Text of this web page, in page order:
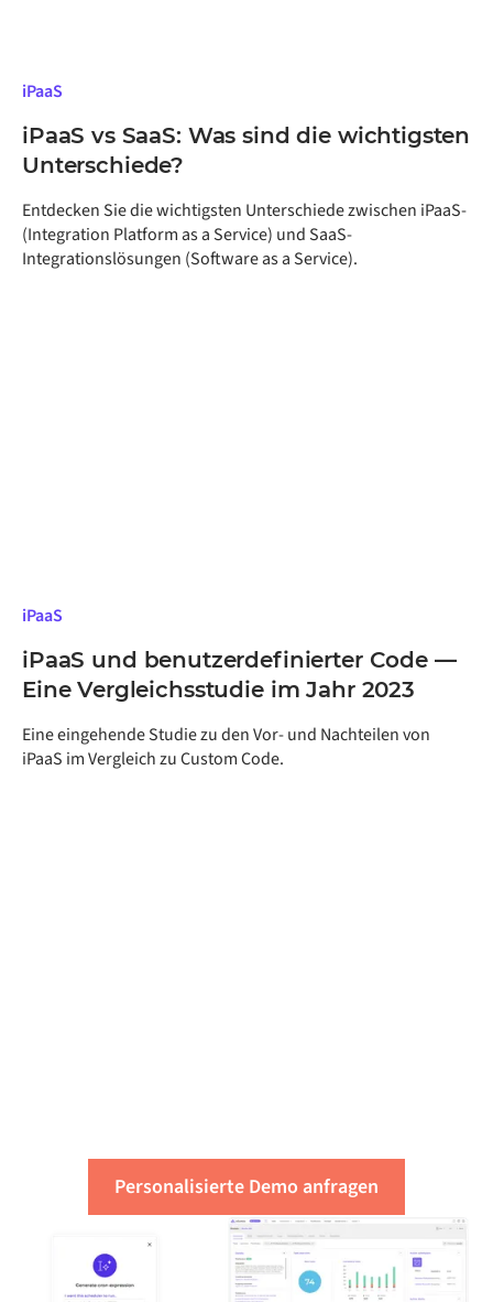
iPaaS
iPaaS vs SaaS: Was sind die wichtigsten
Unterschiede?
Entdecken Sie die wichtigsten Unterschiede zwischen iPaaS-
(Integration Platform as a Service) und SaaS-
Integrationslösungen (Software as a Service).
iPaaS
iPaaS und benutzerdefinierter Code —
Eine Vergleichsstudie im Jahr 2023
Eine eingehende Studie zu den Vor- und Nachteilen von
iPaaS im Vergleich zu Custom Code.
Personalisierte Demo anfragen